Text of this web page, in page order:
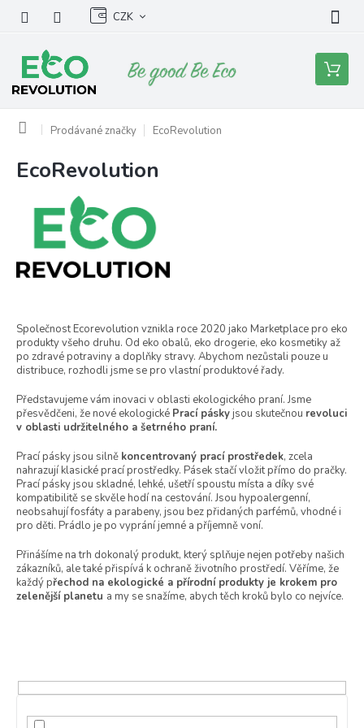
obsah
CZK
Nákupní
košík
Domů Prodávané značky EcoRevolution
EcoRevolution
Společnost Ecorevolution vznikla roce 2020 jako Marketplace pro eko
produkty všeho druhu. Od eko obalů, eko drogerie, eko kosmetiky až
po zdravé potraviny a doplňky stravy. Abychom nezůstali pouze u
distribuce, rozhodli jsme se pro vlastní produktové řady.
Představujeme vám inovaci v oblasti ekologického praní. Jsme
přesvědčeni, že nové ekologické Prací páskyjsou skutečnou revoluci
v oblasti udržitelného a šetrného praní.
Prací pásky jsou silně koncentrovaný prací prostředek, zcela
nahrazují klasické prací prostředky. Pásek stačí vložit přímo do pračky.
Prací pásky jsou skladné, lehké, ušetří spoustu místa a díky své
kompatibilitě se skvěle hodí na cestování. Jsou hypoalergenní,
neobsahují fosfáty a parabeny, jsou bez přidaných parfémů, vhodné i
pro děti. Prádlo je po vyprání jemné a příjemně voní.
Přinášíme na trh dokonalý produkt, který splňuje nejen potřeby našich
zákazníků, ale také přispívá k ochraně životního prostředí. Věříme, že
každý přechod na ekologické a přírodní produkty je krokem pro
zelenější planetu a my se snažíme, abych těch kroků bylo co nejvíce.
V
p
r
u
k
t